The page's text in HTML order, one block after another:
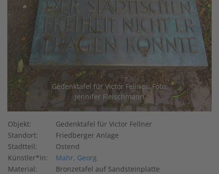
Gedenktafel für Victor Fellner, Foto:
Jennifer Fleischmann
Objekt:
Gedenktafel für Victor Fellner
Standort:
Friedberger Anlage
Stadtteil:
Ostend
Künstler*in:
Mahr, Georg
Material:
Bronzetafel auf Sandsteinplatte